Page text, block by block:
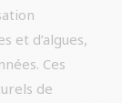
et d’algues,
Ces
de